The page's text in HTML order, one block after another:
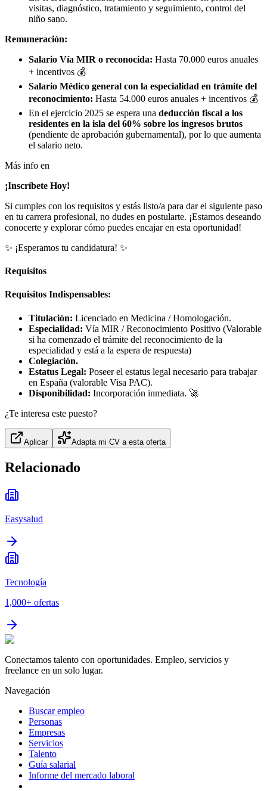
visitas, diagnóstico, tratamiento y seguimiento, control del
niño sano.
Remuneración:
Salario Vía MIR o reconocida: Hasta 70.000 euros anuales
+ incentivos 💰
Salario Médico general con la especialidad en trámite del
reconocimiento: Hasta 54.000 euros anuales + incentivos 💰
En el ejercicio 2025 se espera una deducción fiscal a los
residentes en la isla del 60% sobre los ingresos brutos
(pendiente de aprobación gubernamental), por lo que aumenta
el salario neto.
Más info en
¡Inscríbete Hoy!
Si cumples con los requisitos y estás listo/a para dar el siguiente paso
en tu carrera profesional, no dudes en postularte. ¡Estamos deseando
conocerte y explorar cómo puedes encajar en esta oportunidad!
✨ ¡Esperamos tu candidatura! ✨
Requisitos
Requisitos Indispensables:
Titulación: Licenciado en Medicina / Homologación.
Especialidad: Vía MIR / Reconocimiento Positivo (Valorable
si ha comenzado el trámite del reconocimiento de la
especialidad y está a la espera de respuesta)
Colegiación.
Estatus Legal: Poseer el estatus legal necesario para trabajar
en España (valorable Visa PAC).
Disponibilidad: Incorporación inmediata. 🚀
¿Te interesa este puesto?
Aplicar Adapta mi CV a esta oferta
Relacionado
Easysalud
Tecnología
1,000+ ofertas
Conectamos talento con oportunidades. Empleo, servicios y
freelance en un solo lugar.
Navegación
Buscar empleo
Personas
Empresas
Servicios
Talento
Guía salarial
Informe del mercado laboral